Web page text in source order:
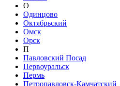
О
Одинцово
Октябрьский
Омск
Орск
П
Павловский Посад
Первоуральск
Пермь
Петропавловск-Камчатский